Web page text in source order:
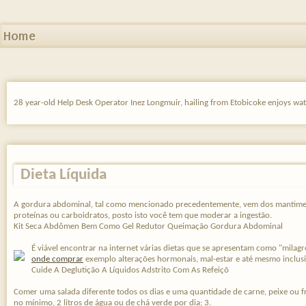
Home
28 year-old Help Desk Operator Inez Longmuir, hailing from Etobicoke enjoys
Dieta Líquida
A gordura abdominal, tal como mencionado precedentemente, vem dos
proteínas ou carboidratos, posto isto você tem que moderar a ingestão.
Kit Seca Abdômen Bem Como Gel Redutor Queimação Gordura Abdominal
É viável encontrar na internet várias dietas que se apresentam como
onde comprar exemplo alterações hormonais, mal-estar e até mesmo
Cuide A Deglutição A Líquidos Adstrito Com As Refeiçõ
Comer uma salada diferente todos os dias e uma quantidade de carne, peixe
no mínimo, 2 litros de água ou de chá verde por dia; 3.